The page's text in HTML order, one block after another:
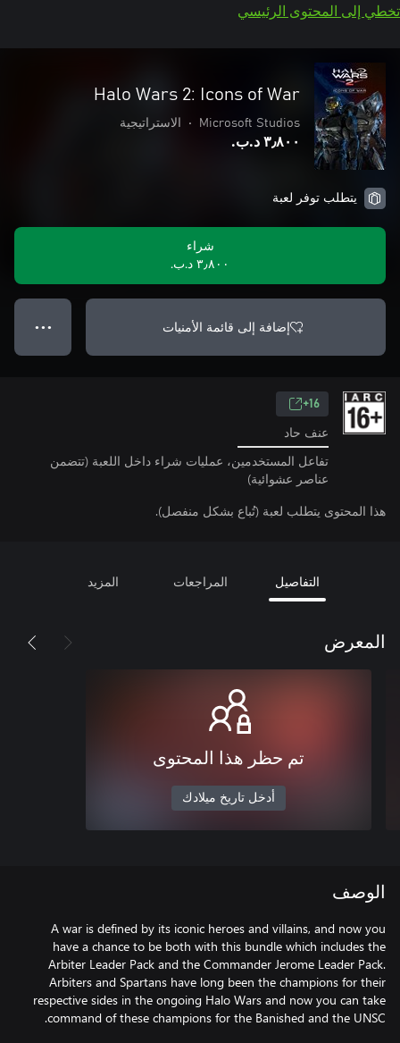
تخطي إلى المحتوى الرئيسي
Halo Wars 2: Icons of War
Microsoft Studios
• الاستراتيجية
٣٫٨٠٠ د.ب.‏
يتطلب توفر لعبة
شراء
٣٫٨٠٠ د.ب.‏
إضافة إلى قائمة الأمنيات ● ● ●
16+
عنف حاد
تفاعل المستخدمين، عمليات شراء داخل اللعبة (تتضمن
عناصر عشوائية)
هذا المحتوى يتطلب لعبة (تُباع بشكل منفصل).
التفاصيل المراجعات المزيد
المعرض
تم حظر هذا المحتوى
أدخل تاريخ ميلادك
الوصف
A war is defined by its iconic heroes and villains, and now you
have a chance to be both with this bundle which includes the
Arbiter Leader Pack and the Commander Jerome Leader Pack.
Arbiters and Spartans have long been the champions for their
respective sides in the ongoing Halo Wars and now you can take